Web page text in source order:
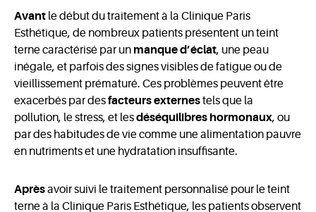
Avant le début du traitement à la Clinique Paris
Esthétique, de nombreux patients présentent un teint
terne caractérisé par un manque d’éclat, une peau
inégale, et parfois des signes visibles de fatigue ou de
vieillissement prématuré. Ces problèmes peuvent être
exacerbés par desfacteurs externestels que la
pollution, le stress, et lesdéséquilibres hormonaux, ou
par des habitudes de vie comme une alimentation pauvre
en nutriments et une hydratation insuffisante.
Aprèsavoir suivi le traitement personnalisé pour le teint
terne à la Clinique Paris Esthétique, les patients observent